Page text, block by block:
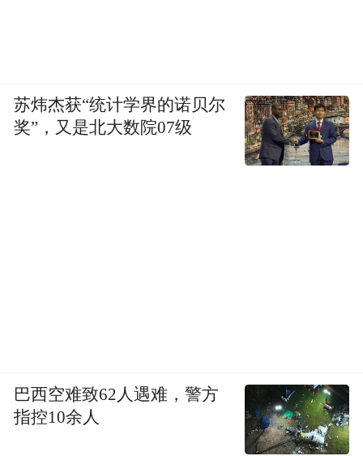
苏炜杰获“统计学界的诺贝尔
奖”，又是北大数院07级
巴西空难致62人遇难，警方
指控10余人